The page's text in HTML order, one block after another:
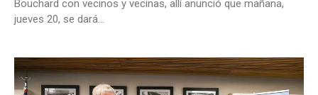
Bouchard con vecinos y vecinas, allí anunció que mañana,
jueves 20, se dará...